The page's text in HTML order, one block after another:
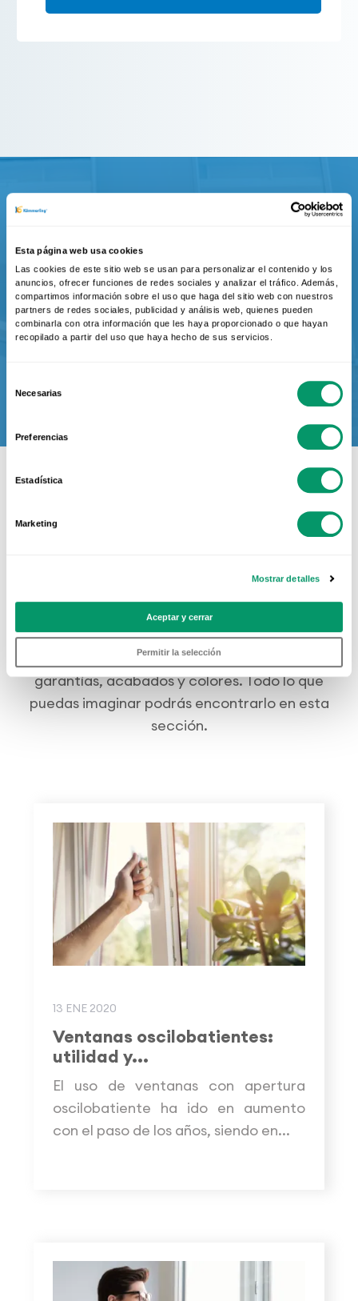
Esta página web usa cookies
Las cookies de este sitio web se usan para personalizar el contenido y los
anuncios, ofrecer funciones de redes sociales y analizar el tráfico. Además,
compartimos información sobre el uso que haga del sitio web con nuestros
partners de redes sociales, publicidad y análisis web, quienes pueden
combinarla con otra información que les haya proporcionado o que hayan
recopilado a partir del uso que haya hecho de sus servicios.
Necesarias
Preferencias
Estadística
Marketing
Mostrar detalles
Aceptar y cerrar
Permitir la selección
Calidad que se demuestra
Infórmate
saber más?
Los sistemas KÖMMERLING esconden todo un
mundo de posibilidades: altas prestaciones,
garantías, acabados y colores. Todo lo que
puedas imaginar podrás encontrarlo en esta
sección.
13 ENE 2020
Ventanas oscilobatientes:
utilidad y...
El uso de ventanas con apertura
oscilobatiente ha ido en aumento
con el paso de los años, siendo en...